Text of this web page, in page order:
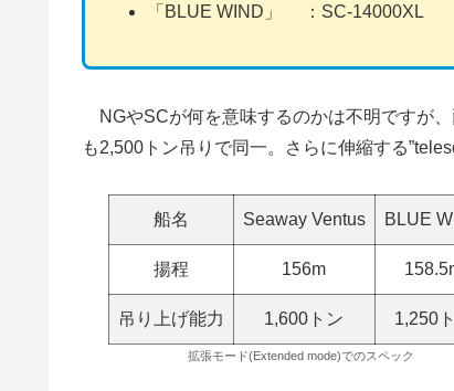
「BLUE WIND」 ：SC-14000XL
NGやSCが何を意味するのかは不明ですが
も2,500トン吊りで同一。さらに伸縮する
船名 Seaway Ventus BLUE
揚程 156m
吊り上げ能力 1,600トン 1,250
拡張モード(Extended mode)でのスペック